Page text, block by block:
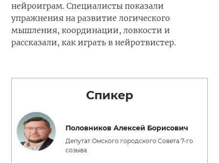
нейроиграм. Специалисты показали
упражнения на развитие логического
мышления, координации, ловкости и
рассказали, как играть в нейротвистер.
Спикер
Половников Алексей Борисович
Депутат Омского городского Совета 7-го
созыва